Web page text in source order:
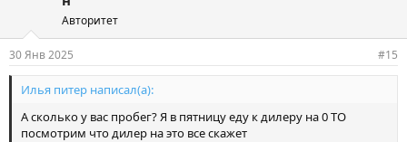
Авторитет
30 Янв 2025 #15
Илья питер написал(а):
А сколько у вас пробег? Я в пятницу еду к дилеру на 0 ТО
посмотрим что дилер на это все скажет